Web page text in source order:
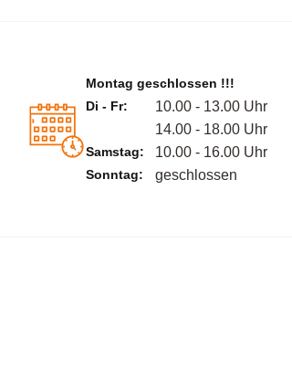
Montag geschlossen !!!
Di - Fr:
10.00 - 13.00 Uhr
14.00 - 18.00 Uhr
Samstag: 10.00 - 16.00 Uhr
Sonntag: geschlossen